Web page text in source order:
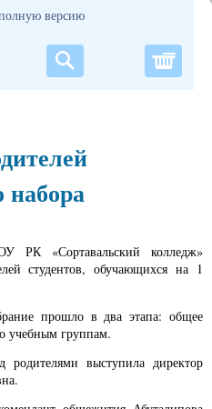
версию
набора
РК «Сортавальский колледж»
студентов, обучающихся на 1
прошло в два этапа: общее
учебным группам.
выступила директор